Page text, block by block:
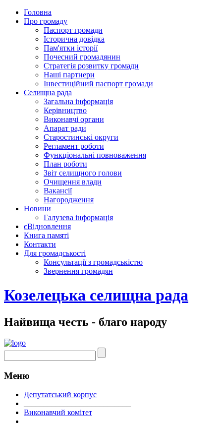
Головна
Про громаду
Паспорт громади
Історична довідка
Пам'ятки історії
Почесний громадянин
Стратегія розвитку громади
Наші партнери
Інвестиційний паспорт громади
Селищна рада
Загальна інформація
Керівництво
Виконавчі органи
Апарат ради
Старостинські округи
Регламент роботи
Функціональні повноваження
План роботи
Звіт селищного голови
Очищення влади
Вакансії
Нагородження
Новини
Галузева інформація
єВідновлення
Книга памяті
Контакти
Для громадськості
Консультації з громадськістю
Звернення громадян
Козелецька селищна рада
Найвища честь - благо народу
Меню
Депутатський корпус
Виконавчий комітет